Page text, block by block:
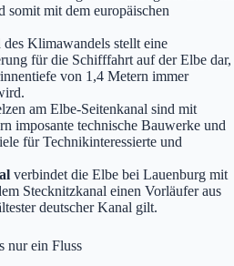
somit mit dem europäischen
Klimawandels stellt eine
für die Schifffahrt auf der Elbe dar,
von 1,4 Metern immer
am Elbe-Seitenkanal sind mit
imposante technische Bauwerke und
für Technikinteressierte und
verbindet die Elbe bei Lauenburg mit
Stecknitzkanal einen Vorläufer aus
deutscher Kanal gilt.
nur ein Fluss